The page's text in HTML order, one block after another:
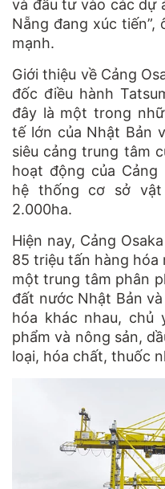
và đầu tư vào các dự
Nẵng đang xúc tiến”,
mạnh.
Giới thiệu về Cảng
đốc điều hành
đây là một trong
tế lớn của Nhật Bản
siêu cảng trung tâm
hoạt động của Cảng
hệ thống cơ sở
2.000ha.
Hiện nay, Cảng
85 triệu tấn hàng hóa
một trung tâm phân
đất nước Nhật Bản
hóa khác nhau, chủ
phẩm và nông sản,
loại, hóa chất, thuốc